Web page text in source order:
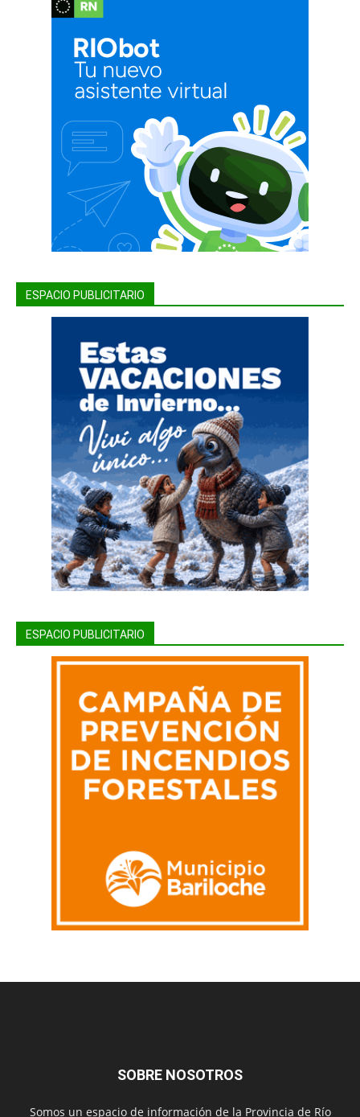
ESPACIO PUBLICITARIO
ESPACIO PUBLICITARIO
SOBRE NOSOTROS
Somos un espacio de información de la Provincia de Río